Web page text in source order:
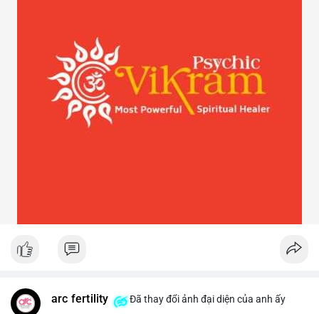
arc fertility Đã thay đổi ảnh đại diện của anh ấy